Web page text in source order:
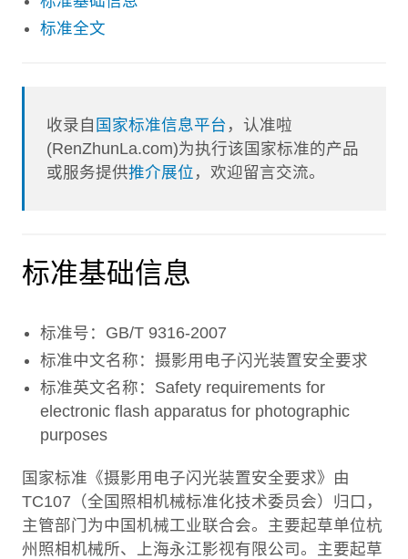
标准全文
收录自 国家标准信息平台 ，认准啦
(RenZhunLa.com)为执行该国家标准的产品
或服务提供推介展位 ，欢迎留言交流。
标准基础信息
标准号：GB/T 9316-2007
标准中文名称：摄影用电子闪光装置安全要求
标准英文名称：Safety requirements for
electronic flash apparatus for photographic
purposes
国家标准《摄影用电子闪光装置安全要求》由
TC107（全国照相机械标准化技术委员会）归口，
主管部门为中国机械工业联合会。主要起草单位杭
州照相机械所、上海永江影视有限公司。主要起草